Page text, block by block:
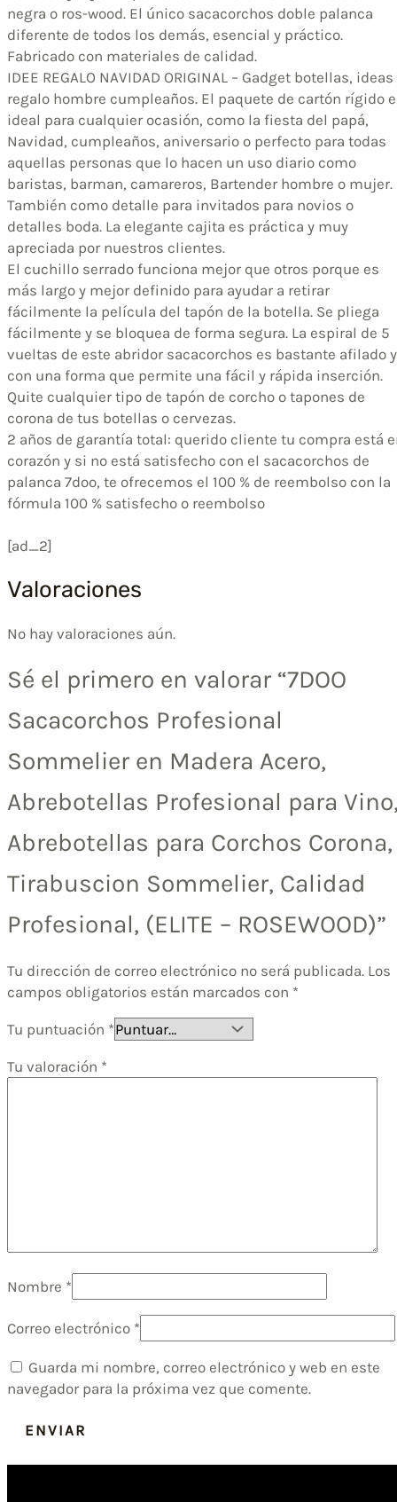
negra o ros-wood. El único sacacorchos doble palanca
diferente de todos los demás, esencial y práctico.
Fabricado con materiales de calidad.
IDEE REGALO NAVIDAD ORIGINAL – Gadget botellas, ideas
regalo hombre cumpleaños. El paquete de cartón rígido
ideal para cualquier ocasión, como la fiesta del papá,
Navidad, cumpleaños, aniversario o perfecto para todas
aquellas personas que lo hacen un uso diario como
baristas, barman, camareros, Bartender hombre o mujer.
También como detalle para invitados para novios o
detalles boda. La elegante cajita es práctica y muy
apreciada por nuestros clientes.
El cuchillo serrado funciona mejor que otros porque es
más largo y mejor definido para ayudar a retirar
fácilmente la película del tapón de la botella. Se pliega
fácilmente y se bloquea de forma segura. La espiral de 5
vueltas de este abridor sacacorchos es bastante afilado y
con una forma que permite una fácil y rápida inserción.
Quite cualquier tipo de tapón de corcho o tapones de
corona de tus botellas o cervezas.
2 años de garantía total: querido cliente tu compra está
corazón y si no está satisfecho con el sacacorchos de
palanca 7doo, te ofrecemos el 100 % de reembolso con la
fórmula 100 % satisfecho o reembolso
[ad_2]
Valoraciones
No hay valoraciones aún.
Sé el primero en valorar “7DOO
Sacacorchos Profesional
Sommelier en Madera Acero,
Abrebotellas Profesional para
Abrebotellas para Corchos Corona,
Tirabuscion Sommelier, Calidad
Profesional, (ELITE – ROSEWOOD)”
Tu dirección de correo electrónico no será publicada. Los
campos obligatorios están marcados con *
Tu puntuación *
Tu valoración *
Nombre *
Correo electrónico *
Guarda mi nombre, correo electrónico y web en este
navegador para la próxima vez que comente.